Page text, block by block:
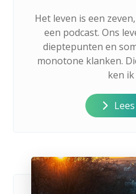
Het leven is een
een podcast. Ons
dieptepunten en
monotone klanken.
ken ik